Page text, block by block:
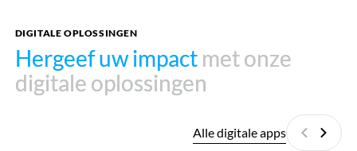
DIGITALE OPLOSSINGEN
Hergeef uw impactmet onze
digitale oplossingen
Hergeef uw impactmet onze
digitale oplossingen
Alle digitale apps
Vorige